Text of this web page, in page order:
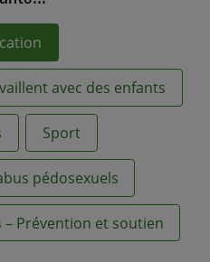
avec des enfants
Sport
pédosexuels
– Prévention et soutien